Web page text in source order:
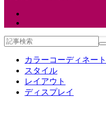
カラーコーディネート
スタイル
レイアウト
ディスプレイ